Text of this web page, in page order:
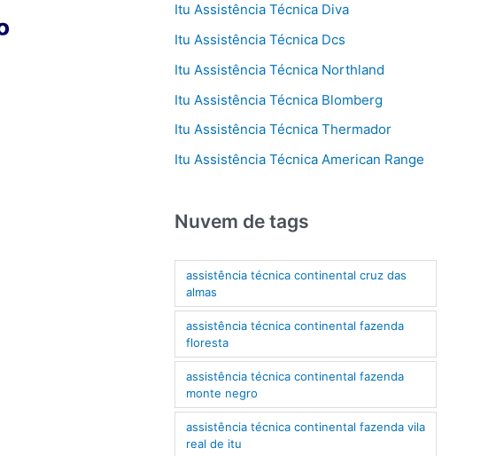
Itu Assistência Técnica Diva
Itu Assistência Técnica Dcs
Itu Assistência Técnica Northland
Itu Assistência Técnica Blomberg
Itu Assistência Técnica Thermador
Itu Assistência Técnica American Range
Nuvem de tags
assistência técnica continental cruz das
almas
assistência técnica continental fazenda
floresta
assistência técnica continental fazenda
monte negro
assistência técnica continental fazenda vila
real de itu